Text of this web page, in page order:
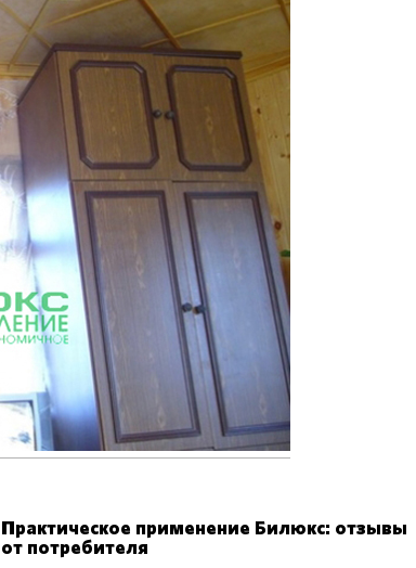
Практическое применение Билюкс: отзывы
от потребителя